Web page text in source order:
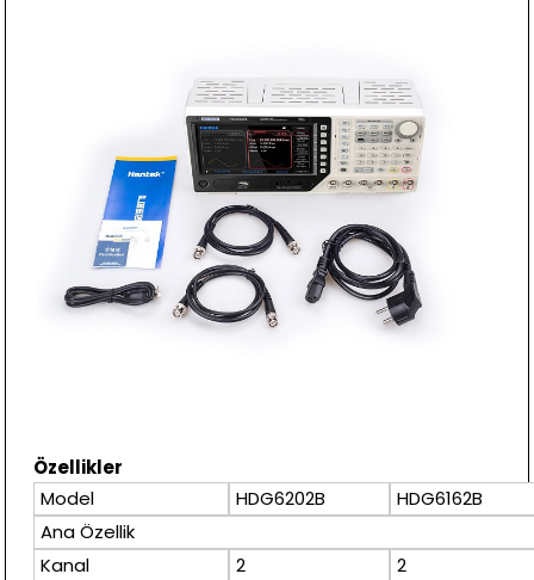
Özellikler
Model
HDG6202B
HDG6162B
Ana Özellik
Kanal
2
2